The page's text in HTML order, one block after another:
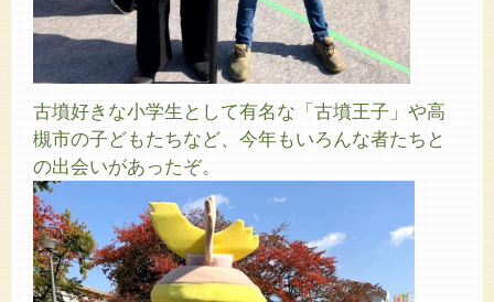
古墳好きな小学生として有名な「古墳王子」や高
槻市の子どもたちなど、今年もいろんな者たちと
の出会いがあったぞ。